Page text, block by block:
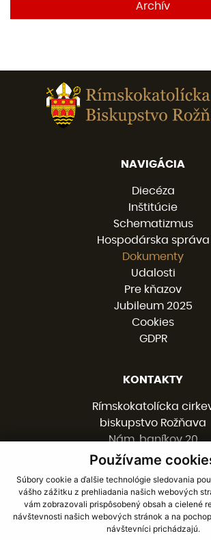
Používame
Súbory cookie a ďalšie technológie sledovania
vášho zážitku z prehliadania našich webových
vám zobrazovali prispôsobený obsah a cielené
návštevnosti našich webových stránok a na
návštevníci prichádzajú.
Archív
NAVIGÁCIA
Diecéza
Inštitúcie
Schematizmus
Hospodárska správa
Dokumenty
Udalosti
Pre kňazov
Jubileum 2025
Cookies
GDPR
KONTAKTY
Rímskokatolícka
biskupstvo Rožňava
Nám. baníkov 20
048 01 ROŽŇAVA
058 / 78 77 201
kancelaria@burv.sk